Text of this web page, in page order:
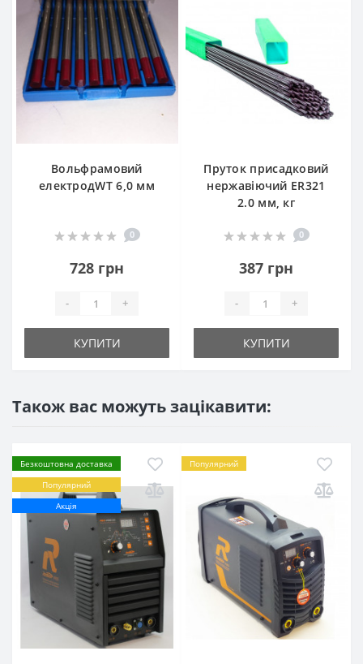
Вольфрамовий
електродWT 6,0 мм
0
728 грн
- +
КУПИТИ
Пруток присадковий
нержавіючий ER321
2.0 мм, кг
0
387 грн
- +
КУПИТИ
Також вас можуть зацікавити:
Безкоштовна доставка
Популярний
Акція
Популярний